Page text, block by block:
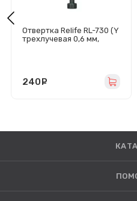
Отвертка Relife RL-730 (Y
трехлучевая 0,6 мм,
240